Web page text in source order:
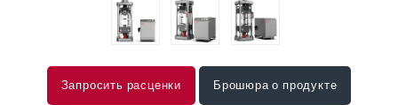
Запросить расценки Брошюра о продукте